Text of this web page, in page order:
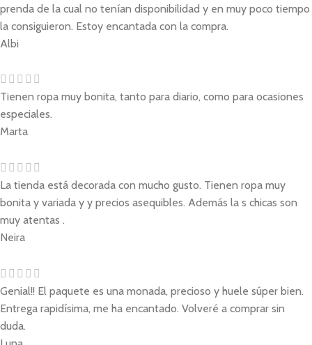
prenda de la cual no tenían disponibilidad y en muy poco tiempo
la consiguieron. Estoy encantada con la compra.
Albi
Tienen ropa muy bonita, tanto para diario, como para ocasiones
especiales.
Marta
La tienda está decorada con mucho gusto. Tienen ropa muy
bonita y variada y y precios asequibles. Además la s chicas son
muy atentas .
Neira
Genial!! El paquete es una monada, precioso y huele súper bien.
Entrega rapidísima, me ha encantado. Volveré a comprar sin
duda.